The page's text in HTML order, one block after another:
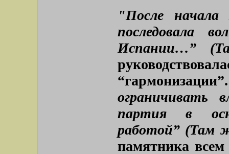
"После начала
последовала
Испании…”
ограничивать
партия в
работой” (Там
памятника